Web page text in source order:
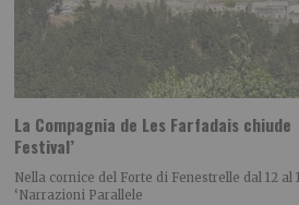
La Compagnia de Les Farfadais
Festival’
Nella cornice del Forte di Fenestrelle dal 12 al
‘Narrazioni Parallele